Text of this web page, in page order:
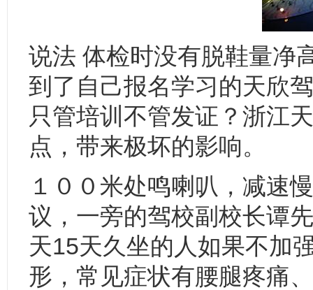
说法 体检时没有脱鞋量净
到了自己报名学习的天欣
只管培训不管发证？浙江
点，带来极坏的影响。
１００米处鸣喇叭，减速
议，一旁的驾校副校长谭
天15天久坐的人如果不加
形，常见症状有腰腿疼痛